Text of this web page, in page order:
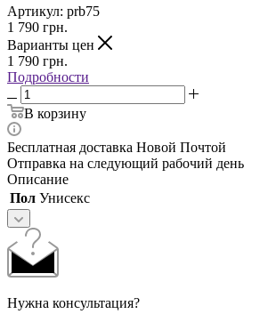
Артикул: prb75
1 790 грн.
Варианты цен
1 790 грн.
Подробности
В корзину
Бесплатная доставка Новой Почтой
Отправка на следующий рабочий день
Описание
Пол Унисекс
Нужна консультация?